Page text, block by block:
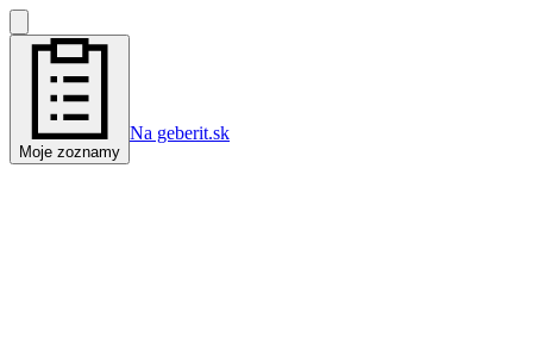
Moje zoznamy
Na geberit.sk